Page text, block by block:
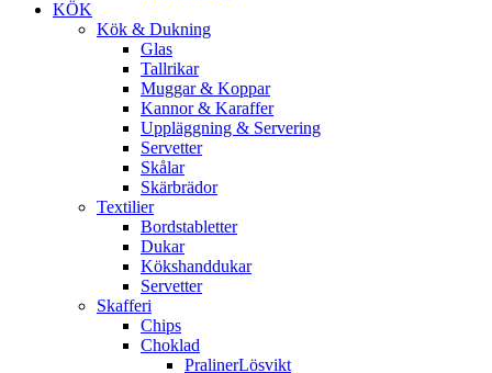
KÖK
Kök & Dukning
Glas
Tallrikar
Muggar & Koppar
Kannor & Karaffer
Uppläggning & Servering
Servetter
Skålar
Skärbrädor
Textilier
Bordstabletter
Dukar
Kökshanddukar
Servetter
Skafferi
Chips
Choklad
PralinerLösvikt